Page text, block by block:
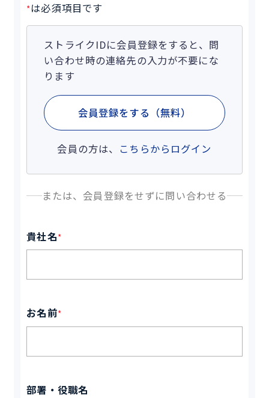
*は必須項目です
ストライクIDに会員登録をすると、問
い合わせ時の連絡先の入力が不要にな
ります
会員登録をする（無料）
会員の方は、 こちらからログイン
または、会員登録をせずに問い合わせる
貴社名*
お名前*
部署・役職名